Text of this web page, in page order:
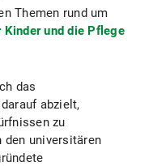
Themen rund um
und die Pflege
das
abzielt,
zu
den universitären